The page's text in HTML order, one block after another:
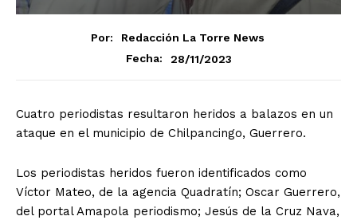
Por:
Redacción La Torre News
Fecha:
28/11/2023
Cuatro periodistas resultaron heridos a balazos en un
ataque en el municipio de Chilpancingo, Guerrero.
Los periodistas heridos fueron identificados como
Víctor Mateo, de la agencia Quadratín; Oscar Guerrero,
del portal Amapola periodismo; Jesús de la Cruz Nava,